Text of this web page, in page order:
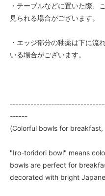
・テーブルなどに置いた際、
見られる場合がございます。
・エッジ部分の釉薬は下に流
いる場合がございます。
------
(Colorful bowls for
"Iro-toridori bowl" means
bowls are perfect for
decorated with bright